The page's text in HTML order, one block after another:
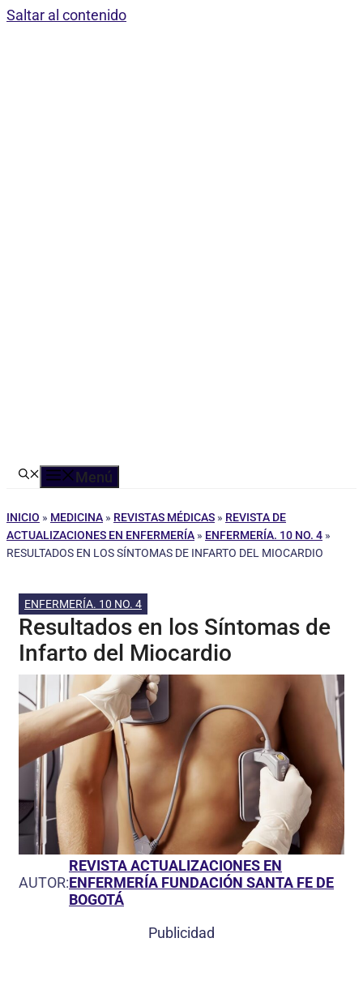
Saltar al contenido
Menú
INICIO » MEDICINA » REVISTAS MÉDICAS » REVISTA DE
ACTUALIZACIONES EN ENFERMERÍA » ENFERMERÍA. 10 NO. 4 »
RESULTADOS EN LOS SÍNTOMAS DE INFARTO DEL MIOCARDIO
ENFERMERÍA. 10 NO. 4
Resultados en los Síntomas de
Infarto del Miocardio
AUTOR:
REVISTA ACTUALIZACIONES EN
ENFERMERÍA FUNDACIÓN SANTA FE DE
BOGOTÁ
Publicidad